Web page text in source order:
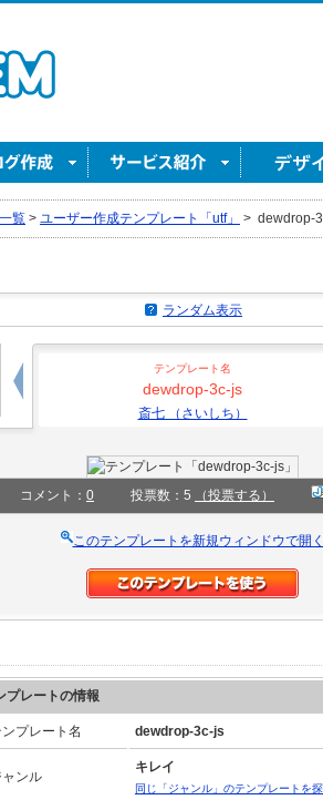
覧 > ユーザー作成テンプレート「utf」 > dewdrop-
ランダム表示
テンプレート名
dewdrop-3c-js
斎七 （さいしち）
コメント： 0 投票数：5 （投票する）
このテンプレートを新規ウィンドウで開
プレートの情報
ンプレート名 dewdrop-3c-js
ャンル
キレイ
同じ「ジャンル」のテンプレートを